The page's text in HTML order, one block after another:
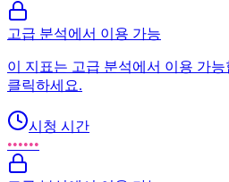
고급 분석에서 이용 가능
이 지표는 고급 분석에서 이용 가
클릭하세요.
시청 시간
••••••